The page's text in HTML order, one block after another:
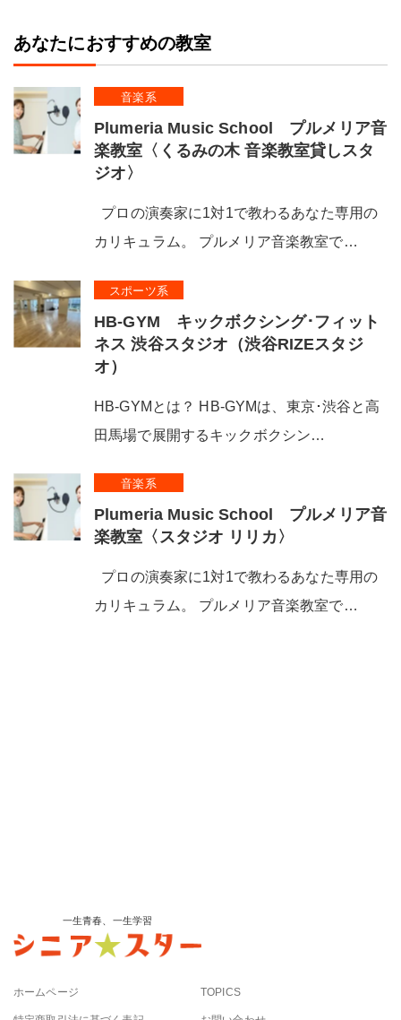
あなたにおすすめの教室
音楽系
Plumeria Music School プルメリア音
楽教室〈くるみの木 音楽教室貸しスタ
ジオ〉
プロの演奏家に1対1で教わるあなた専用の
カリキュラム。 プルメリア音楽教室で…
スポーツ系
HB-GYM キックボクシング･フィット
ネス 渋谷スタジオ（渋谷RIZEスタジ
オ）
HB-GYMとは？ HB-GYMは、東京･渋谷と高
田馬場で展開するキックボクシン…
音楽系
Plumeria Music School プルメリア音
楽教室〈スタジオ リリカ〉
プロの演奏家に1対1で教わるあなた専用の
カリキュラム。 プルメリア音楽教室で…
一生青春、一生学習
ホームページ TOPICS